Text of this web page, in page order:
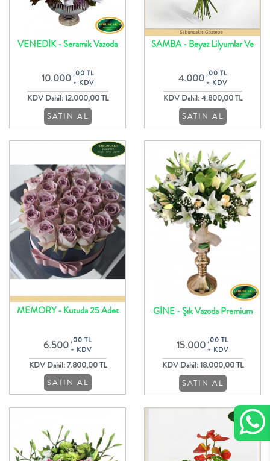
VENEDİK - Seramik Vazoda
Güller
10.000 ,00 TL
+ KDV
KDV Dahil: 12.000,00 TL
SATIN AL
SAMBA - Beyaz Lilyumlar Ve
Buketi
4.000 ,00 TL
+ KDV
KDV Dahil: 4.800,00 TL
SATIN AL
MEMORY - Kutuda 25 Adet
6.500 ,00 TL
+ KDV
KDV Dahil: 7.800,00 TL
SATIN AL
GİNE - Şık Vazoda Premium
15.000 ,00 TL
+ KDV
KDV Dahil: 18.000,00 TL
SATIN AL